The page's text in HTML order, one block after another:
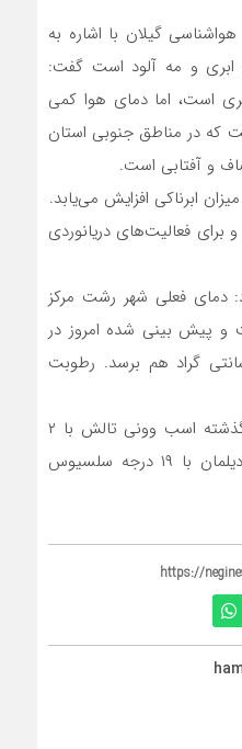
گیلان با اشاره به
ابری و مه آلود است گفت:
است، اما دمای هوا کمی
که در مناطق جنوبی استان
و آفتابی است.
ابرناکی افزایش می‌یابد.
برای فعالیت‌های دریانوردی
دمای فعلی شهر رشت مرکز
و پیش بینی شده امروز در
تا ۲۲ درجه سانتی گراد هم برسد. رطوبت
وی اضافه کرد: در ۲۴ ساعت گذشته اسب وونی تالش با ۲
درجه سلسیوس خنک‌ترین و دیلمان با ۱۹ درجه سلسیوس
https://